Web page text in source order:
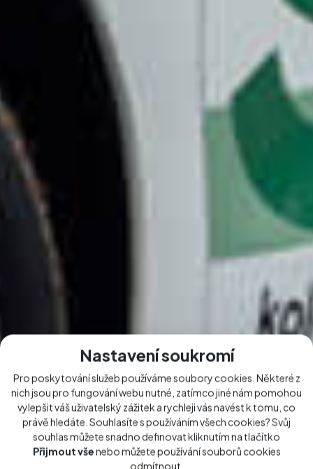
Nastavení soukromí
Pro poskytování služeb používáme soubory cookies. Některé z
nich jsou pro fungování webu nutné, zatímco jiné nám pomohou
vylepšit váš uživatelský zážitek a rychleji vás navést k tomu, co
právě hledáte. Souhlasíte s používáním všech cookies? Svůj
souhlas můžete snadno definovat kliknutím na tlačítko
Přijmout všenebo můžete používání souborů cookies
odmítnout